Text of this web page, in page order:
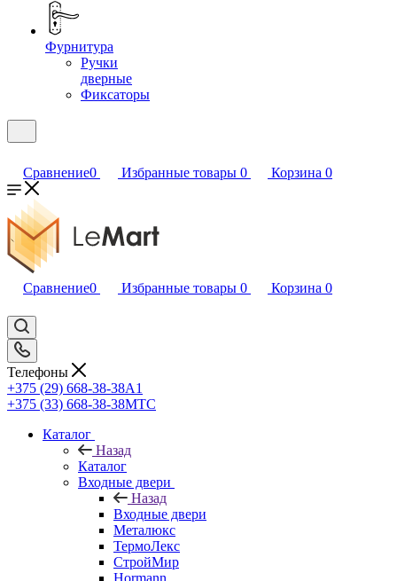
Фурнитура
Ручки
дверные
Фиксаторы
Сравнение0 Избранные товары 0 Корзина 0
Сравнение0 Избранные товары 0 Корзина 0
Телефоны
+375 (29) 668-38-38A1
+375 (33) 668-38-38МТС
Каталог
Назад
Каталог
Входные двери
Назад
Входные двери
Металюкс
ТермоЛекс
СтройМир
Hormann